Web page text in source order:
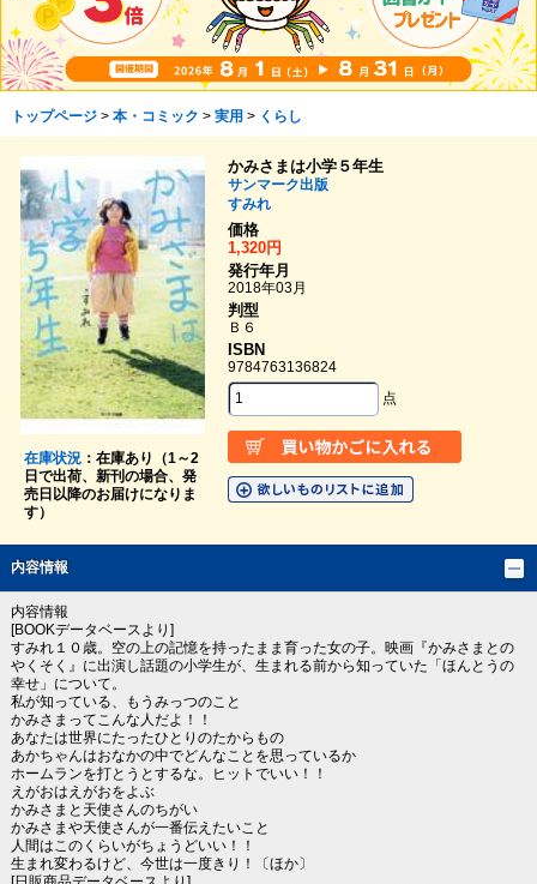
トップページ> 本・コミック > 実用 > くらし
在庫状況：在庫あり（1～2
日で出荷、新刊の場合、発
売日以降のお届けになりま
す）
かみさまは小学５年生
サンマーク出版
すみれ
価格
1,320円
発行年月
2018年03月
判型
Ｂ６
ISBN
9784763136824
点
内容情報
内容情報
[BOOKデータベースより]
すみれ１０歳。空の上の記憶を持ったまま育った女の子。映画『かみさまとの
やくそく』に出演し話題の小学生が、生まれる前から知っていた「ほんとうの
幸せ」について。
私が知っている、もうみっつのこと
かみさまってこんな人だよ！！
あなたは世界にたったひとりのたからもの
あかちゃんはおなかの中でどんなことを思っているか
ホームランを打とうとするな。ヒットでいい！！
えがおはえがおをよぶ
かみさまと天使さんのちがい
かみさまや天使さんが一番伝えたいこと
人間はこのくらいがちょうどいい！！
生まれ変わるけど、今世は一度きり！〔ほか〕